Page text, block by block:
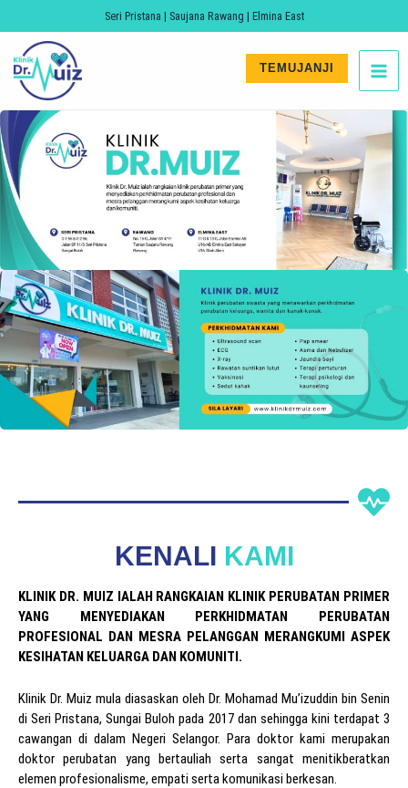
to
content
Seri Pristana | Saujana Rawang | Elmina East
TEMUJANJI
KENALI KAMI
KLINIK DR. MUIZ IALAH RANGKAIAN KLINIK PERUBATAN PRIMER
YANG MENYEDIAKAN PERKHIDMATAN PERUBATAN
PROFESIONAL DAN MESRA PELANGGAN MERANGKUMI ASPEK
KESIHATAN KELUARGA DAN KOMUNITI.
Klinik Dr. Muiz mula diasaskan oleh Dr. Mohamad Mu’izuddin bin Senin
di Seri Pristana, Sungai Buloh pada 2017 dan sehingga kini terdapat 3
cawangan di dalam Negeri Selangor. Para doktor kami merupakan
doktor perubatan yang bertauliah serta sangat menitikberatkan
elemen profesionalisme, empati serta komunikasi berkesan.